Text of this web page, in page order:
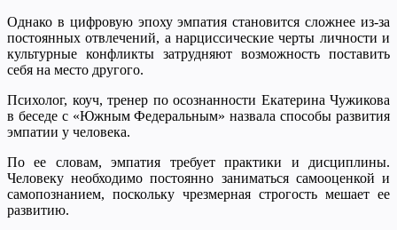
Однако в цифровую эпоху эмпатия становится сложнее из-за
постоянных отвлечений, а нарциссические черты личности и
культурные конфликты затрудняют возможность поставить
себя на место другого.
Психолог, коуч, тренер по осознанности Екатерина Чужикова
в беседе с «Южным Федеральным» назвала способы развития
эмпатии у человека.
По ее словам, эмпатия требует практики и дисциплины.
Человеку необходимо постоянно заниматься самооценкой и
самопознанием, поскольку чрезмерная строгость мешает ее
развитию.